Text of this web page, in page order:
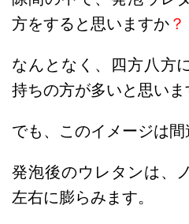
方をすると思いますか ？
なんとなく、四方八方
持ちの方が多いと思いま
でも、このイメージは間
発泡後のウレタンは、
左右に膨らみます。